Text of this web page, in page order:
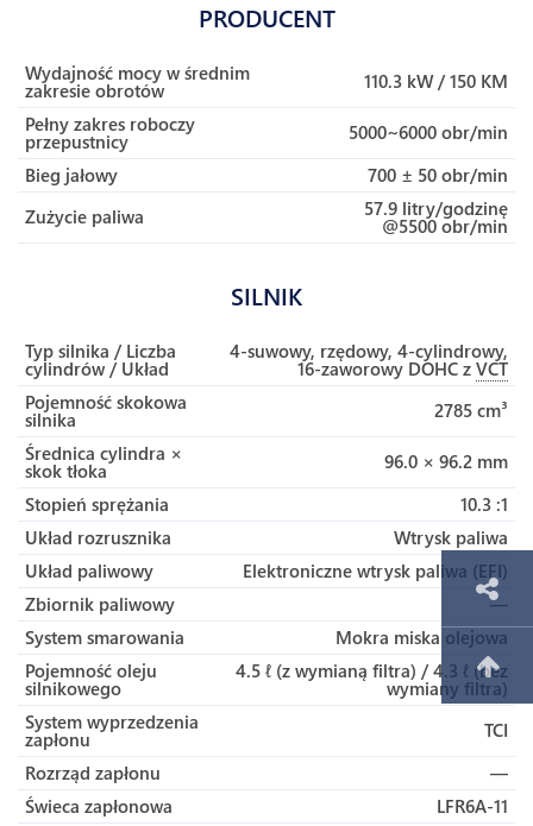
PRODUCENT
Wydajność mocy w średnim
zakresie obrotów
110.3 kW / 150 KM
Pełny zakres roboczy
przepustnicy
5000~6000 obr/min
Bieg jałowy
700 ± 50 obr/min
Zużycie paliwa
57.9 litry/godzinę
@5500 obr/min
SILNIK
Typ silnika / Liczba
cylindrów / Układ
4-suwowy, rzędowy, 4-cylindrowy,
16-zaworowy DOHC z VCT
Pojemność skokowa
silnika
2785 cm³
Średnica cylindra ×
skok tłoka
96.0 × 96.2 mm
Stopień sprężania
10.3 :1
Układ rozrusznika
Wtrysk paliwa
Układ paliwowy
Elektroniczne wtrysk paliwa (EFI)
Zbiornik paliwowy
—
System smarowania
Mokra miska olejowa
Pojemność oleju
silnikowego
4.5 ℓ (z wymianą filtra) / 4.3 ℓ (bez
wymiany filtra)
System wyprzedzenia
zapłonu
TCI
Rozrząd zapłonu
—
Świeca zapłonowa
LFR6A-11